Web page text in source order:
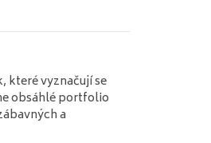
které vyznačují se
obsáhlé portfolio
a